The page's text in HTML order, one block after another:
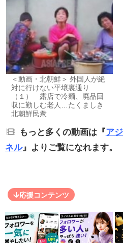
＜動画・北朝鮮＞ 外国人が絶
対に行けない平壌裏通り
（１） 露店で冷麺、廃品回
収に勤しむ老人…たくましき
北朝鮮民衆
もっと多くの動画は『ア
ネル』よりご覧になれます。
応援コンテンツ